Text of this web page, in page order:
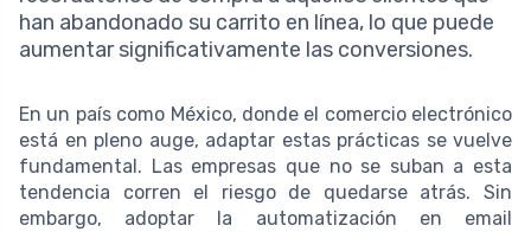
han abandonado su carrito en línea, lo que puede
aumentar significativamente las conversiones.
En un país como México, donde el comercio electrónico
está en pleno auge, adaptar estas prácticas se vuelve
fundamental. Las empresas que no se suban a esta
tendencia corren el riesgo de quedarse atrás. Sin
embargo, adoptar la automatización en email